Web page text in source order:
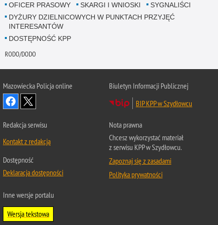
OFICER PRASOWY
SKARGI I WNIOSKI
SYGNALIŚCI
DYŻURY DZIELNICOWYCH W PUNKTACH PRZYJĘĆ
INTERESANTÓW
DOSTĘPNOŚĆ KPP
RODO/DODO
Mazowiecka Policja online
Biuletyn Informacji Publicznej
BIP KPP w Szydłowcu
Redakcja serwisu
Kontakt z redakcją
Dostępność
Deklaracja dostępności
Nota prawna
Chcesz wykorzystać materiał
z serwisu KPP w Szydłowcu.
Zapoznaj się z zasadami
Polityka prywatności
Inne wersje portalu
Wersja tekstowa